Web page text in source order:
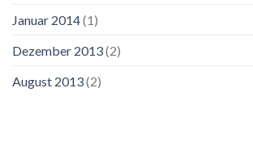
Januar 2014(1)
Dezember 2013(2)
August 2013(2)